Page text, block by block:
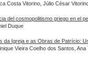
Costa Vitorino, Júlio César
del cosmopolitismo griego en el
Duque
da Igreja e as Obras de Patrício:
Vieira Coelho dos Santos,